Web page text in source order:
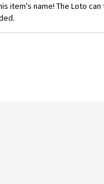
item's name! The Loto